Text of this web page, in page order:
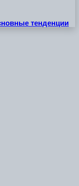
тенденции